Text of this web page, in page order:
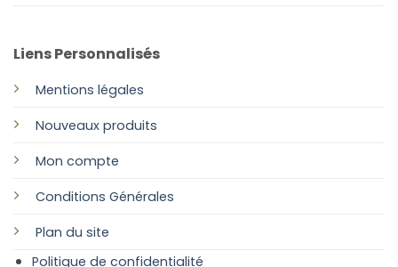
Liens Personnalisés
Mentions légales
Nouveaux produits
Mon compte
Conditions Générales
Plan du site
Politique de confidentialité